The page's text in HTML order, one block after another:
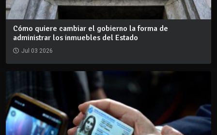
Cómo quiere cambiar el gobierno la forma de
administrar los inmuebles del Estado
Jul 03 2026